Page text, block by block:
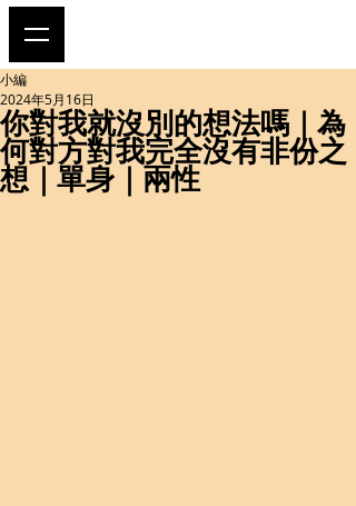
你對我就沒別的想法嗎｜為
何對方對我完全沒有非份之
想｜單身｜兩性
小編
2024年5月16日